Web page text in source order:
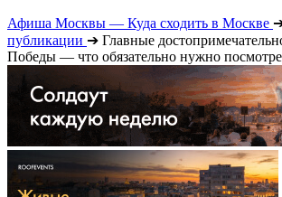
Афиша Москвы — Куда сходить в Москве
публикации ➔ Главные
Победы — что обязательно нужно